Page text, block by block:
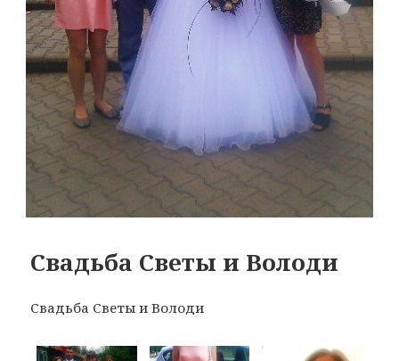
Свадьба Светы и Володи
Свадьба Светы и Володи